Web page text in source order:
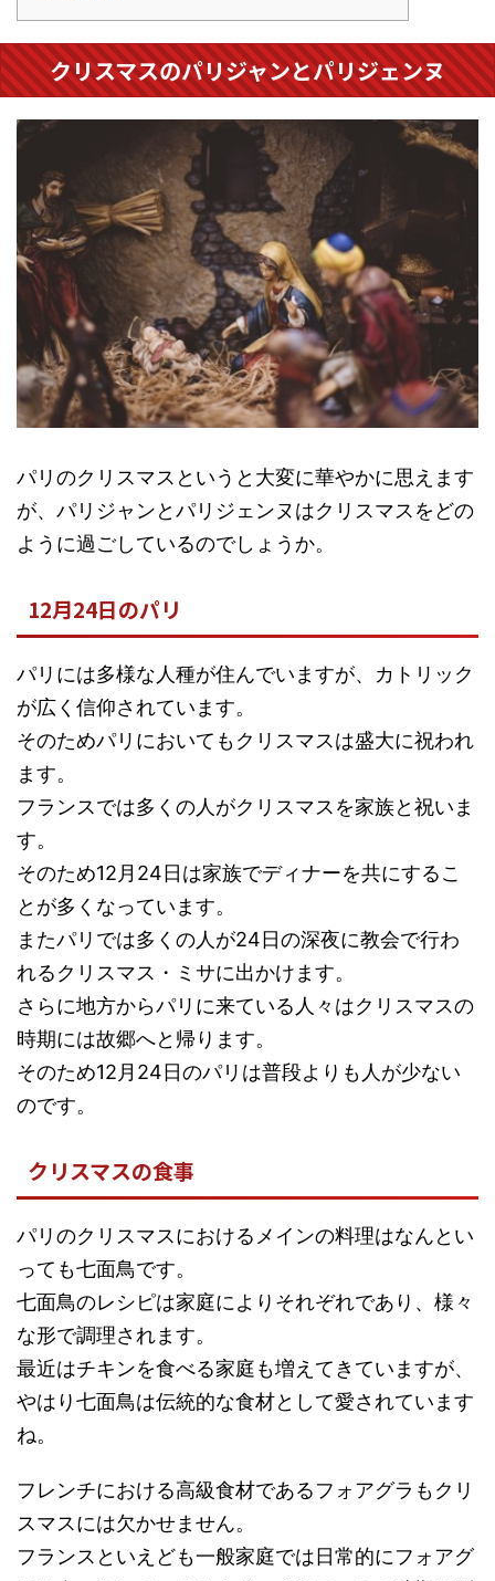
クリスマスのパリジャンとパリジェンヌ
パリのクリスマスというと大変に華やかに思えます
が、パリジャンとパリジェンヌはクリスマスをどの
ように過ごしているのでしょうか。
12月24日のパリ
パリには多様な人種が住んでいますが、カトリック
が広く信仰されています。
そのためパリにおいてもクリスマスは盛大に祝われ
ます。
フランスでは多くの人がクリスマスを家族と祝いま
す。
そのため12月24日は家族でディナーを共にするこ
とが多くなっています。
またパリでは多くの人が24日の深夜に教会で行わ
れるクリスマス・ミサに出かけます。
さらに地方からパリに来ている人々はクリスマスの
時期には故郷へと帰ります。
そのため12月24日のパリは普段よりも人が少ない
のです。
クリスマスの食事
パリのクリスマスにおけるメインの料理はなんとい
っても七面鳥です。
七面鳥のレシピは家庭によりそれぞれであり、様々
な形で調理されます。
最近はチキンを食べる家庭も増えてきていますが、
やはり七面鳥は伝統的な食材として愛されています
ね。
フレンチにおける高級食材であるフォアグラもクリ
スマスには欠かせません。
フランスといえども一般家庭では日常的にフォアグ